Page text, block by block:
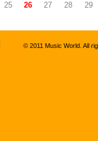
25
26 27 28 29
© 2011 Music World. All